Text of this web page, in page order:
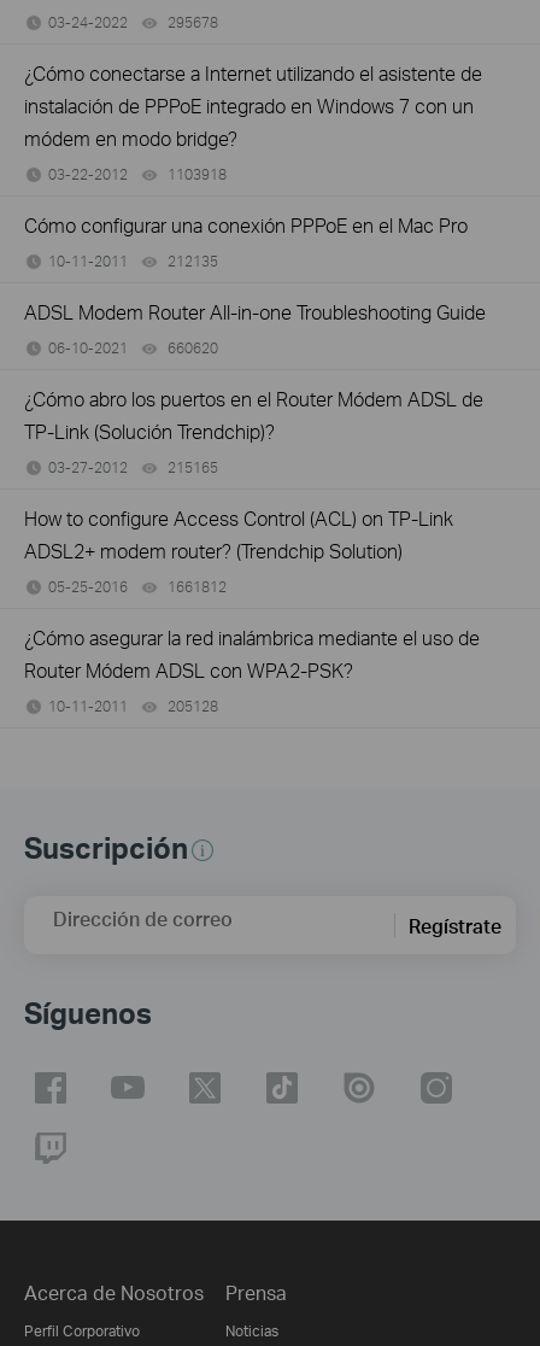
03-24-2022 295678
¿Cómo conectarse a Internet utilizando el asistente de
instalación de PPPoE integrado en Windows 7 con un
módem en modo bridge?
03-22-2012 1103918
Cómo configurar una conexión PPPoE en el Mac Pro
10-11-2011 212135
ADSL Modem Router All-in-one Troubleshooting Guide
06-10-2021 660620
¿Cómo abro los puertos en el Router Módem ADSL de
TP-Link (Solución Trendchip)?
03-27-2012 215165
How to configure Access Control (ACL) on TP-Link
ADSL2+ modem router? (Trendchip Solution)
05-25-2016 1661812
¿Cómo asegurar la red inalámbrica mediante el uso de
Router Módem ADSL con WPA2-PSK?
10-11-2011 205128
Suscripción
Dirección de correo Regístrate
Síguenos
Acerca de Nosotros
Perfil Corporativo
Prensa
Noticias